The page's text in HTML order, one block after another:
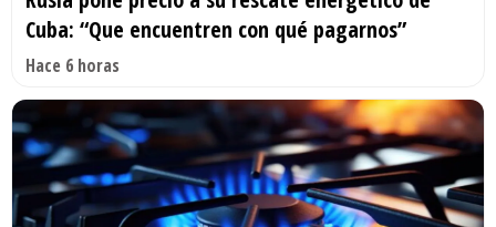
Cuba: “Que encuentren con qué pagarnos”
Hace 6 horas